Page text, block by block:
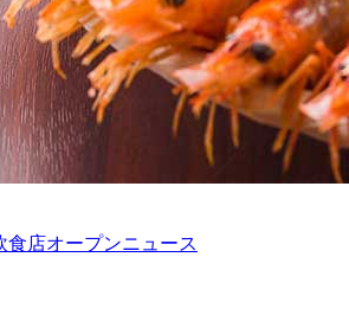
食店オープンニュース